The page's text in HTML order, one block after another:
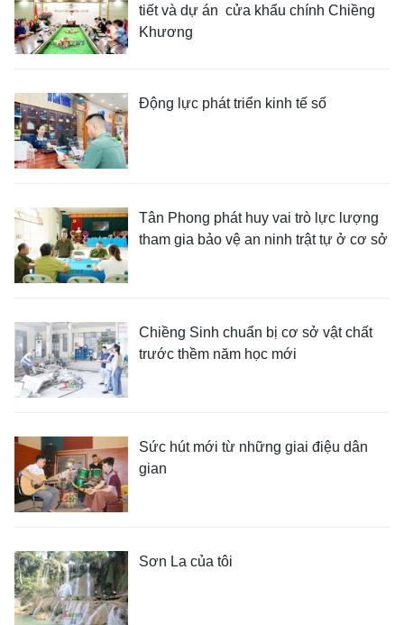
tiết và dự án cửa khẩu chính Chiềng
Khương
Động lực phát triển kinh tế số
Tân Phong phát huy vai trò lực lượng
tham gia bảo vệ an ninh trật tự ở cơ sở
Chiềng Sinh chuẩn bị cơ sở vật chất
trước thềm năm học mới
Sức hút mới từ những giai điệu dân
gian
Sơn La của tôi